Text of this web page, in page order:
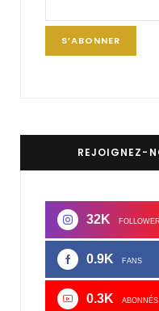
REJOIGNEZ-
32K
0.9K FANS
0.3K ABONNÉS